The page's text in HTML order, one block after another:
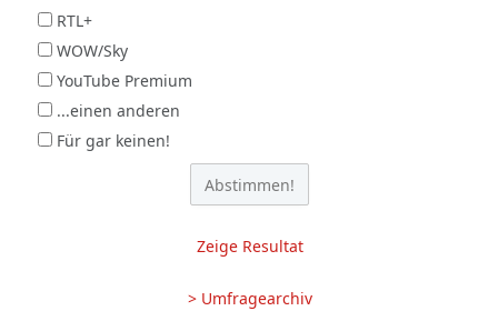
RTL+
WOW/Sky
YouTube Premium
...einen anderen
Für gar keinen!
Zeige Resultat
> Umfragearchiv